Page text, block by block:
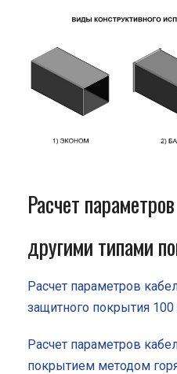
Расчет
другими типами
Расчет параметров
защитного покрытия
Расчет параметров
покрытием методом